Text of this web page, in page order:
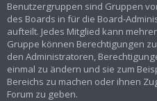
Benutzergruppen sind Gruppen
des Boards in für die Board-
aufteilt. Jedes Mitglied kann
Gruppe können Berechtigungen
den Administratoren,
einmal zu ändern und sie zum
Bereichs zu machen oder ihnen
Forum zu geben.